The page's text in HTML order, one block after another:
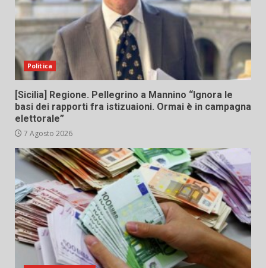
Politica
[Sicilia] Regione. Pellegrino a Mannino “Ignora le
basi dei rapporti fra istizuaioni. Ormai è in campagna
elettorale”
7 Agosto 2026